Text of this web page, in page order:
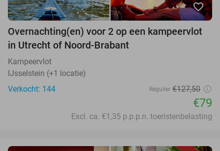
favorite_border
Overnachting(en) voor 2 op een kampeervlot
in Utrecht of Noord-Brabant
Kampeervlot
IJsselstein (+1 locatie)
Verkocht: 144
Regulier €127,50
€79
Excl. ca. €1,35 p.p.p.n. toeristenbelasting